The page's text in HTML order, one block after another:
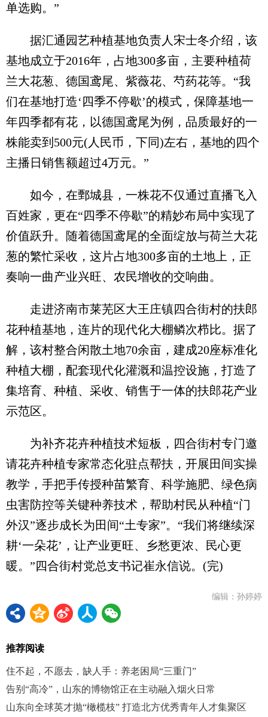
单选购。”
据汇通园艺种植基地负责人宋士冬介绍，该
基地成立于2016年，占地300多亩，主要种植荷
兰大花葱、德国鸢尾、紫薇花、芍药花等。“我
们在基地打造‘四季不停歇’的模式，保障基地一
年四季都有花，以德国鸢尾为例，品质最好的一
株能卖到500元(人民币，下同)左右，基地的四个
主播日销售额超过4万元。”
如今，在鄄城县，一株花不仅通过直播飞入
百姓家，更在“四季不停歇”的精妙布局中实现了
价值跃升。随着德国鸢尾的全面绽放与荷兰大花
葱的繁忙采收，这片占地300多亩的土地上，正
奏响一曲产业兴旺、农民增收的交响曲。
走进济南市莱芜区大王庄镇四合街村的扶郎
花种植基地，连片的现代化大棚鳞次栉比。据了
解，该村整合闲散土地70余亩，建成20座标准化
种植大棚，配套现代化灌溉和温控设施，打造了
集培育、种植、采收、销售于一体的扶郎花产业
示范区。
为补齐花卉种植技术短板，四合街村专门邀
请花卉种植专家常态化驻点帮扶，开展田间实操
教学，手把手传授种苗繁育、科学施肥、绿色病
虫害防控等关键种养技术，帮助村民从种植“门
外汉”逐步成长为田间“土专家”。“我们将继续深
耕‘一朵花’，让产业更旺、乡愁更浓、民心更
暖。”四合街村党总支书记崔永信说。(完)
编辑：孙婷婷
推荐阅读
住不起，不愿去，缺人手：养老困局“三重门”
告别“高冷”，山东的博物馆正在主动融入烟火日常
山东向全球英才抛“橄榄枝” 打造北方优秀青年人才集聚区